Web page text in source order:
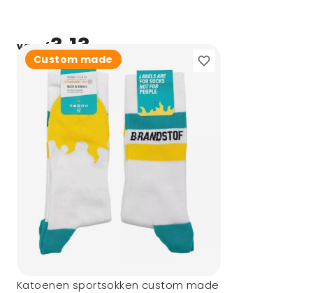
vanaf3,13
Custom made
Katoenen sportsokken custom made